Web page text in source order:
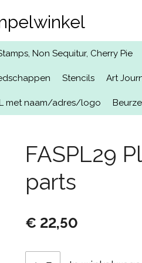
Non Sequitur, Cherry Pie
Stencils Art
met naam/adres/logo
FASPL29
parts
€ 22,50